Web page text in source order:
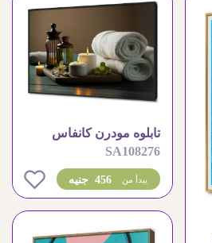
تابلوه مودرن كانفاس
للاسترخاء والهدوء
SA108276
456 جنيه يبدأ من 0